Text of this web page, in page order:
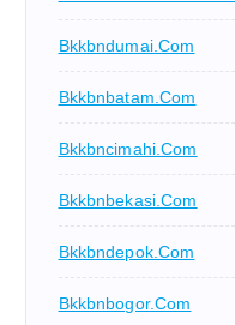
Bkkbndumai.com
Bkkbnbatam.com
Bkkbncimahi.com
Bkkbnbekasi.com
Bkkbndepok.com
Bkkbnbogor.com